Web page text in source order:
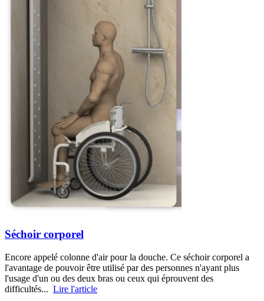
Séchoir corporel
Encore appelé colonne d'air pour la douche. Ce séchoir corporel a
l'avantage de pouvoir être utilisé par des personnes n'ayant plus
l'usage d'un ou des deux bras ou ceux qui éprouvent des
difficultés... Lire l'article